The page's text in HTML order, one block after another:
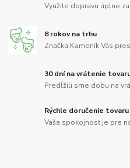
Využite dopravu úplne
8 rokov na trhu
Značka Kameník Vás
30 dní na vrátenie
Predĺžili sme dobu na
Rýchle doručenie tovaru
Vaša spokojnosť je pre